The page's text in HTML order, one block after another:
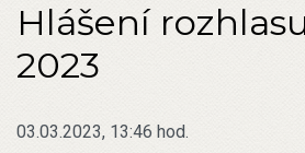
Hlášení
2023
03.03.2023, 13:46 hod.